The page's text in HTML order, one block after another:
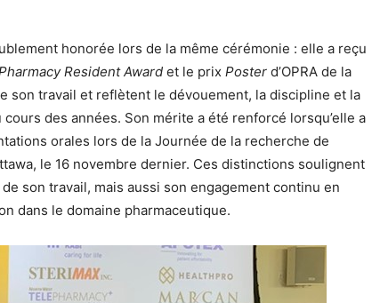
honorée lors de la même cérémonie : elle a reçu
Resident Award et le prix Poster d’OPRA de la
son travail et reflètent le dévouement, la discipline et la
cours des années. Son mérite a été renforcé lorsqu’elle a
orales lors de la Journée de la recherche de
le 16 novembre dernier. Ces distinctions soulignent
son travail, mais aussi son engagement continu en
dans le domaine pharmaceutique.